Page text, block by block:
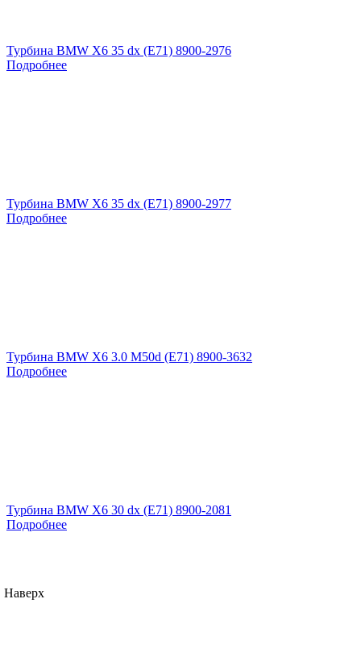
Турбина BMW X6 35 dx (E71) 8900-2976
Подробнее
Турбина BMW X6 35 dx (E71) 8900-2977
Подробнее
Турбина BMW X6 3.0 M50d (E71) 8900-3632
Подробнее
Турбина BMW X6 30 dx (E71) 8900-2081
Подробнее
Наверх